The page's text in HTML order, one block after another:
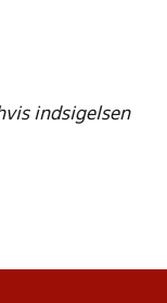
indsigelsen